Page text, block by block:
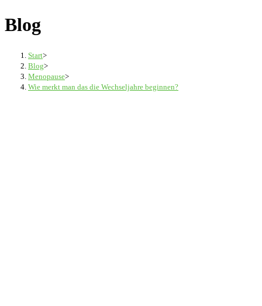
durchsuchen
Blog
Start>
Blog>
Menopause>
Wie merkt man das die Wechseljahre beginnen?